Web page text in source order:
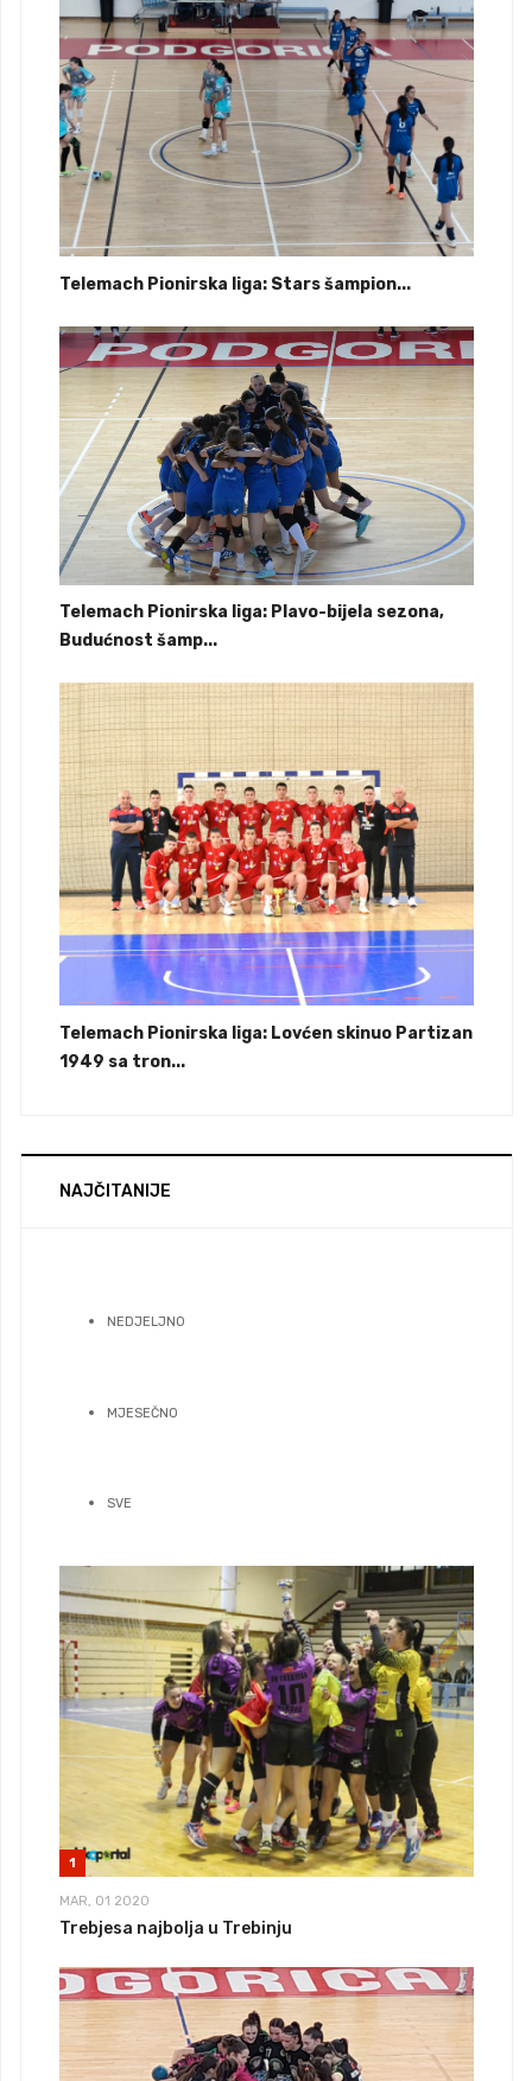
Telemach Pionirska liga: Stars šampion...
Telemach Pionirska liga: Plavo-bijela sezona,
Budućnost šamp...
Telemach Pionirska liga: Lovćen skinuo Partizan
1949 sa tron...
NAJČITANIJE
NEDJELJNO
MJESEČNO
SVE
1
MAR, 01 2020
Trebjesa najbolja u Trebinju